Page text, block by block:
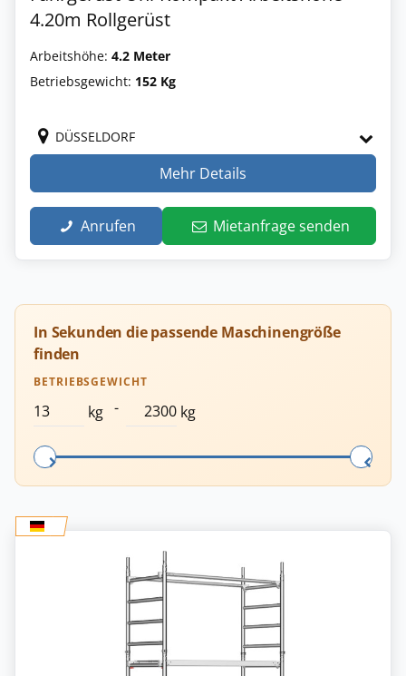
4.20m Rollgerüst
Arbeitshöhe: 4.2 Meter
Betriebsgewicht: 152 Kg
DÜSSELDORF
Mehr Details
Anrufen Mietanfrage senden
In Sekunden die passende Maschinengröße
finden
BETRIEBSGEWICHT
kg - kg